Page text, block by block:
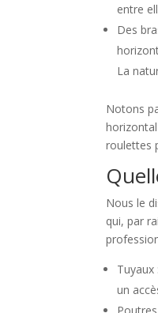
entre
Des
La
Notons
roulettes
Nous le
qui, par
un